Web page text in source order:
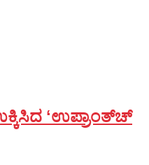
ʻಉಪ್ರಾಂತ್‌ಚ್‌